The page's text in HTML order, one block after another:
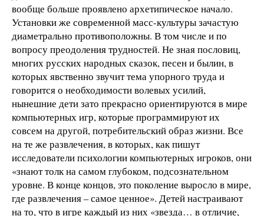
вообще больше проявлено архетипическое начало.
Установки же современной масс-культуры зачастую
диаметрально противоположны. В том числе и по
вопросу преодоления трудностей. Не зная пословиц,
многих русских народных сказок, песен и былин, в
которых явственно звучит тема упорного труда и
говорится о необходимости волевых усилий,
нынешние дети зато прекрасно ориентируются в мире
компьютерных игр, которые программируют их
совсем на другой, потребительский образ жизни. Все
на те же развлечения, в которых, как пишут
исследователи психологии компьютерных игроков, они
«знают толк на самом глубоком, подсознательном
уровне. В конце концов, это поколение выросло в мире,
где развлечения – самое ценное». Детей настраивают
на то, что в игре каждый из них «звезда… в отличие,